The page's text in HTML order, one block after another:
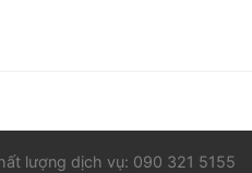
lượng dịch vụ: 090 321 5155